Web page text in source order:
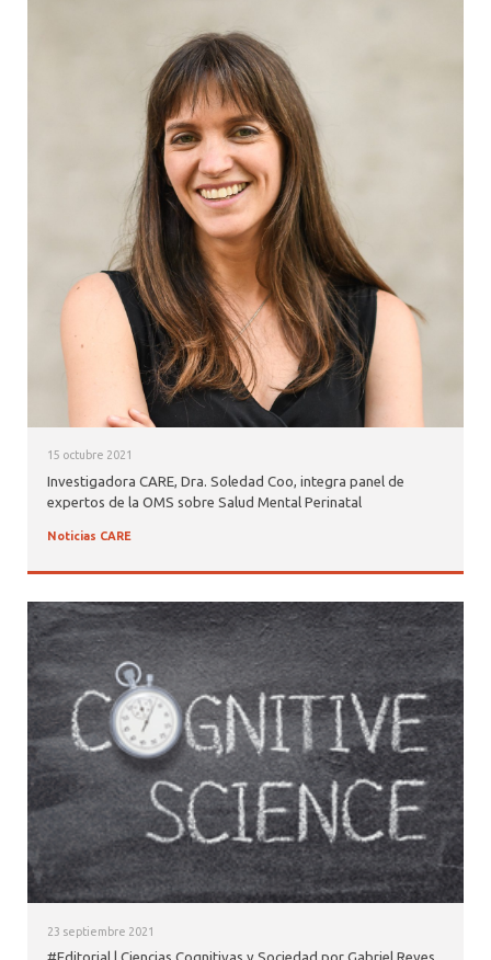
15 octubre 2021
Investigadora CARE, Dra. Soledad Coo, integra panel de
expertos de la OMS sobre Salud Mental Perinatal
Noticias CARE
23 septiembre 2021